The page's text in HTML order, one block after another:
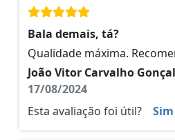
Bala demais, tá?
Qualidade máxima.
João Vitor Carvalho
17/08/2024
Esta avaliação foi útil?
Sim